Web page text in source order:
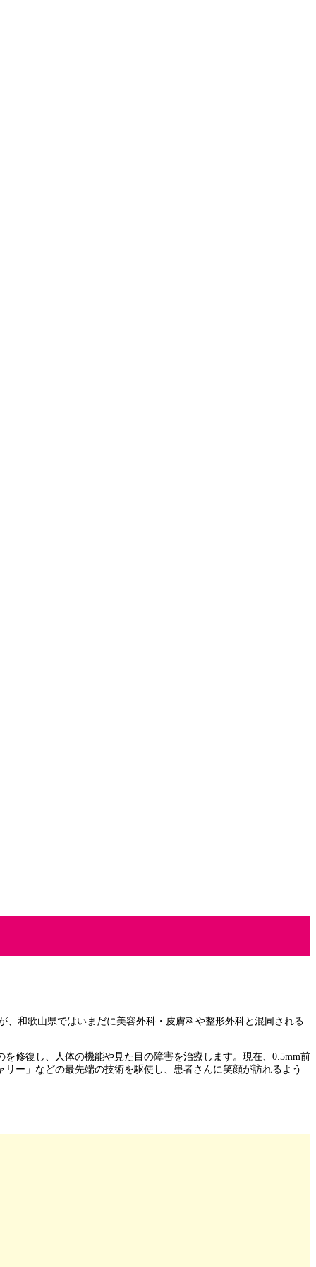
和歌山県ではいまだに美容外科・皮膚科や整形外科と混同される
修復し、人体の機能や見た目の障害を治療します。現在、0.5mm前
ー」などの最先端の技術を駆使し、患者さんに笑顔が訪れるよう